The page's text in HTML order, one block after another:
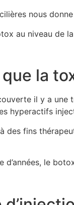
nous
au niveau de
que la
il y a une
hyperactifs
des fins
d’années, le